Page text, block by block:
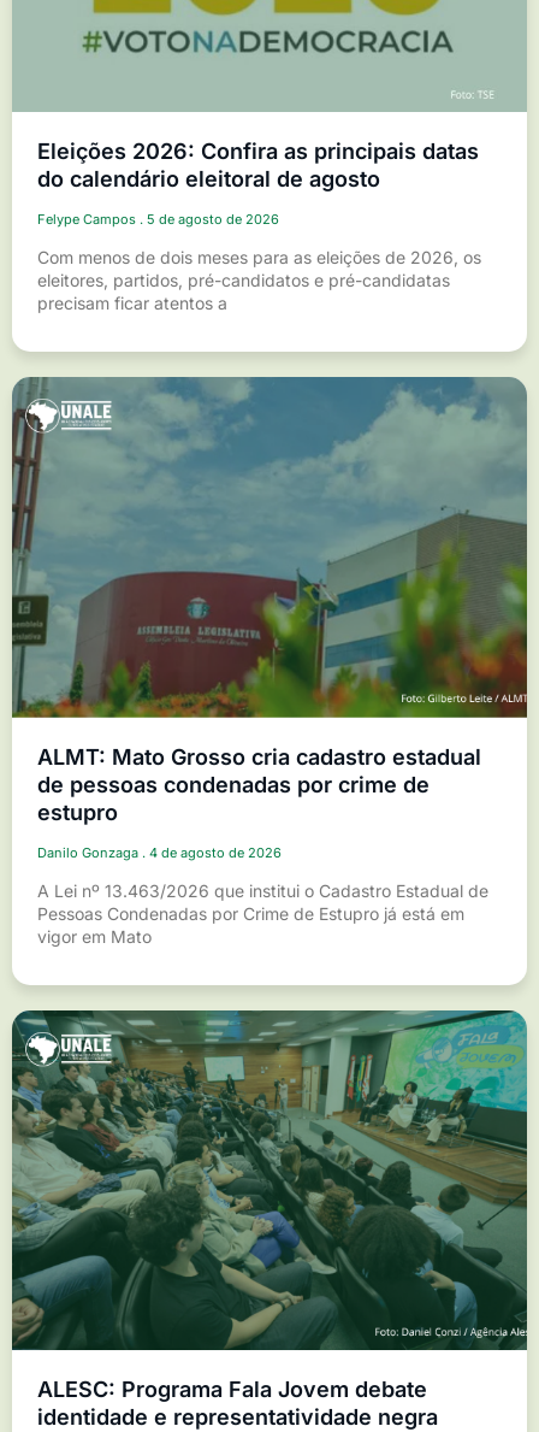
Eleições 2026: Confira as principais datas
do calendário eleitoral de agosto
Felype Campos 5 de agosto de 2026
Com menos de dois meses para as eleições de 2026, os
eleitores, partidos, pré-candidatos e pré-candidatas
precisam ficar atentos a
ALMT: Mato Grosso cria cadastro estadual
de pessoas condenadas por crime de
estupro
Danilo Gonzaga 4 de agosto de 2026
A Lei nº 13.463/2026 que institui o Cadastro Estadual de
Pessoas Condenadas por Crime de Estupro já está em
vigor em Mato
ALESC: Programa Fala Jovem debate
identidade e representatividade negra